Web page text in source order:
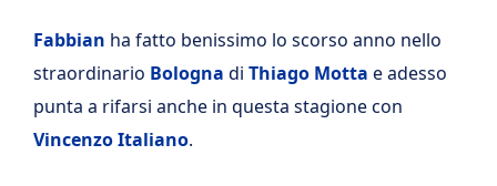
Fabbian ha fatto benissimo lo scorso anno nello
straordinario Bologna di Thiago Motta e adesso
punta a rifarsi anche in questa stagione con
Vincenzo Italiano.